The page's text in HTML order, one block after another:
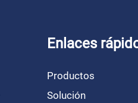
Enlaces
Productos
Solución